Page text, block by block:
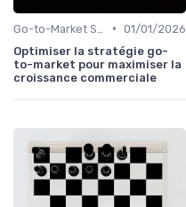
• 01/01/2026
Optimiser la stratégie go-
to-market pour maximiser la
croissance commerciale